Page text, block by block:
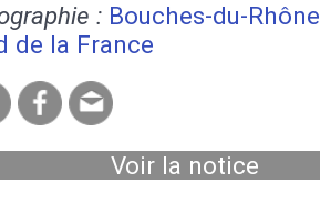
: Bouches-du-
de la France
Voir la notice